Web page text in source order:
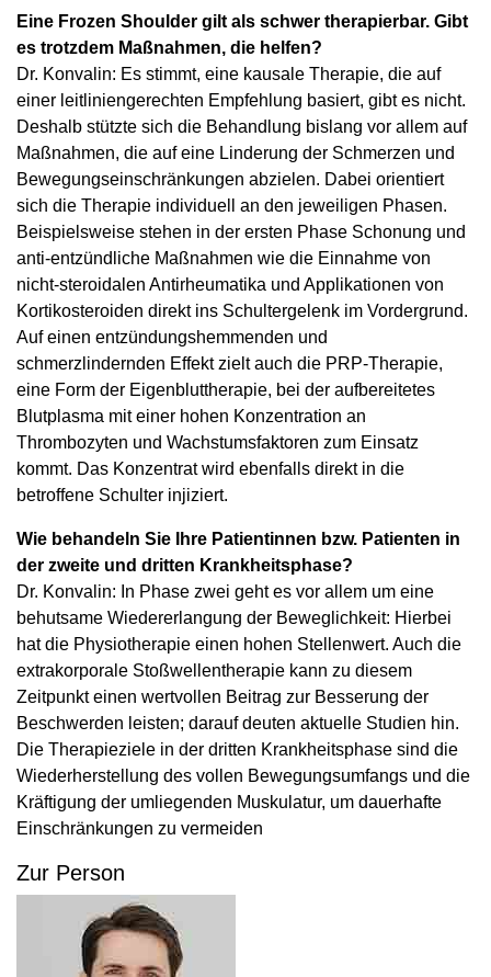
Eine Frozen Shoulder gilt als schwer therapierbar. Gibt
es trotzdem Maßnahmen, die helfen?
Dr. Konvalin: Es stimmt, eine kausale Therapie, die auf
einer leitliniengerechten Empfehlung basiert, gibt es nicht.
Deshalb stützte sich die Behandlung bislang vor allem auf
Maßnahmen, die auf eine Linderung der Schmerzen und
Bewegungseinschränkungen abzielen. Dabei orientiert
sich die Therapie individuell an den jeweiligen Phasen.
Beispielsweise stehen in der ersten Phase Schonung und
anti-entzündliche Maßnahmen wie die Einnahme von
nicht-steroidalen Antirheumatika und Applikationen von
Kortikosteroiden direkt ins Schultergelenk im Vordergrund.
Auf einen entzündungshemmenden und
schmerzlindernden Effekt zielt auch die PRP-Therapie,
eine Form der Eigenbluttherapie, bei der aufbereitetes
Blutplasma mit einer hohen Konzentration an
Thrombozyten und Wachstumsfaktoren zum Einsatz
kommt. Das Konzentrat wird ebenfalls direkt in die
betroffene Schulter injiziert.
Wie behandeln Sie Ihre Patientinnen bzw. Patienten in
der zweite und dritten Krankheitsphase?
Dr. Konvalin: In Phase zwei geht es vor allem um eine
behutsame Wiedererlangung der Beweglichkeit: Hierbei
hat die Physiotherapie einen hohen Stellenwert. Auch die
extrakorporale Stoßwellentherapie kann zu diesem
Zeitpunkt einen wertvollen Beitrag zur Besserung der
Beschwerden leisten; darauf deuten aktuelle Studien hin.
Die Therapieziele in der dritten Krankheitsphase sind die
Wiederherstellung des vollen Bewegungsumfangs und die
Kräftigung der umliegenden Muskulatur, um dauerhafte
Einschränkungen zu vermeiden
Zur Person